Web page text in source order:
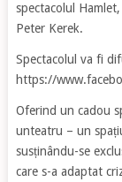
spectacolul
Peter Kerek.
Spectacolul va fi
https://
Oferind un cadou
unteatru – un
susținându-se
care s-a adaptat